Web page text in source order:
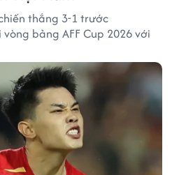
thắng 3-1 trước
bảng AFF Cup 2026 với